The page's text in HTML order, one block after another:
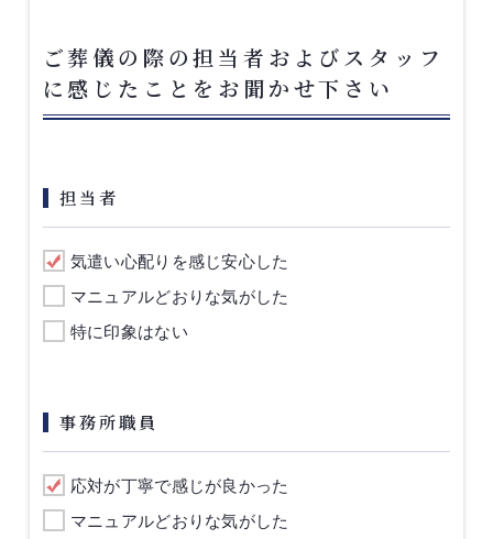
ご葬儀の際の担当者およびスタッフ
に感じたことをお聞かせ下さい
担当者
気遣い心配りを感じ安心した
マニュアルどおりな気がした
特に印象はない
事務所職員
応対が丁寧で感じが良かった
マニュアルどおりな気がした